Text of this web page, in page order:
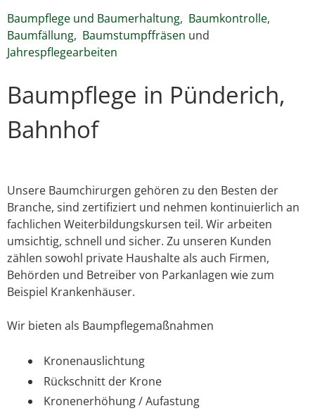
Baumpflege und Baumerhaltung, Baumkontrolle,
Baumfällung, Baumstumpffräsen und
Jahrespflegearbeiten
Baumpflege in Pünderich,
Bahnhof
Unsere Baumchirurgen gehören zu den Besten der
Branche, sind zertifiziert und nehmen kontinuierlich an
fachlichen Weiterbildungskursen teil. Wir arbeiten
umsichtig, schnell und sicher. Zu unseren Kunden
zählen sowohl private Haushalte als auch Firmen,
Behörden und Betreiber von Parkanlagen wie zum
Beispiel Krankenhäuser.
Wir bieten als Baumpflegemaßnahmen
Kronenauslichtung
Rückschnitt der Krone
Kronenerhöhung / Aufastung